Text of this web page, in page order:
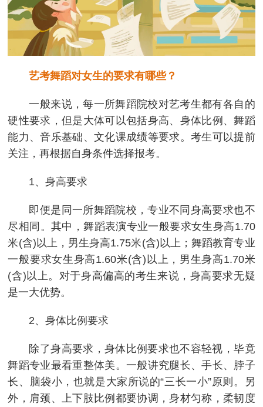
艺考舞蹈对女生的要求有哪些？
一般来说，每一所舞蹈院校对艺考生都有各自的
硬性要求，但是大体可以包括身高、身体比例、舞蹈
能力、音乐基础、文化课成绩等要求。考生可以提前
关注，再根据自身条件选择报考。
1、身高要求
即便是同一所舞蹈院校，专业不同身高要求也不
尽相同。其中，舞蹈表演专业一般要求女生身高1.70
米(含)以上，男生身高1.75米(含)以上；舞蹈教育专业
一般要求女生身高1.60米(含)以上，男生身高1.70米
(含)以上。对于身高偏高的考生来说，身高要求无疑
是一大优势。
2、身体比例要求
除了身高要求，身体比例要求也不容轻视，毕竟
舞蹈专业最看重整体美。一般讲究腿长、手长、脖子
长、脑袋小，也就是大家所说的“三长一小”原则。另
外，肩颈、上下肢比例都要协调，身材匀称，柔韧度